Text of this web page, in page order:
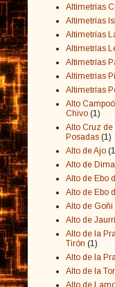
Altimetrías
Altimetrías
Altimetrías
Altimetrías
Altimetrías
Altimetrias
Altimetrías
Alto
Chivo (1)
Alto Cruz
Posadas (1)
Alto de Ajo
Alto de
Alto de Ebo
Alto de Ebo
Alto de Goñi
Alto de
Alto de la
Tirón (1)
Alto de la
Alto de la
Alto de